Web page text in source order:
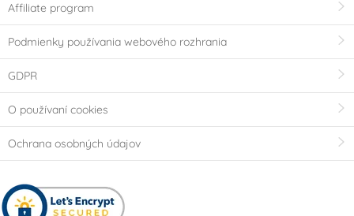
Affiliate program
Podmienky používania webového rozhrania
GDPR
O používaní cookies
Ochrana osobných údajov